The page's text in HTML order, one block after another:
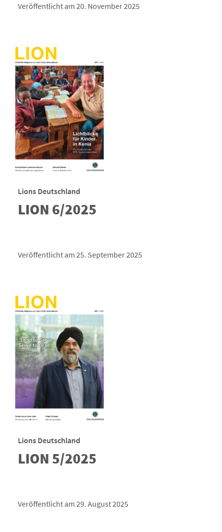
Veröffentlicht am 20. November 2025
Lions Deutschland
LION 6/2025
Veröffentlicht am 25. September 2025
Lions Deutschland
LION 5/2025
Veröffentlicht am 29. August 2025